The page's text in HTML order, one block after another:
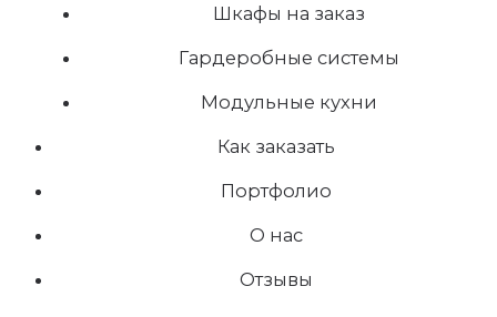
Шкафы на заказ
Гардеробные системы
Модульные кухни
Как заказать
Портфолио
О нас
Отзывы